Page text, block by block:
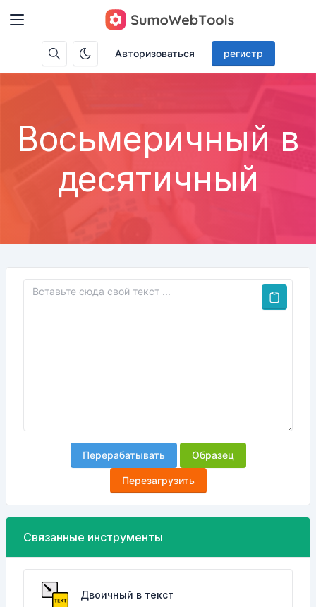
Авторизоваться регистр
Восьмеричный в
десятичный
Перерабатывать Образец
Перезагрузить
Связанные инструменты
Двоичный в текст